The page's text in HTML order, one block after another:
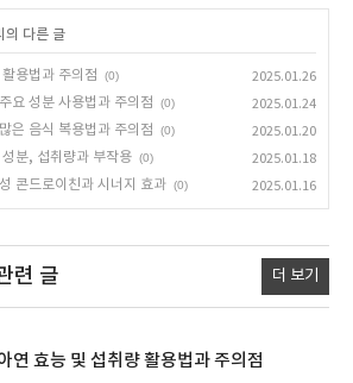
의 다른 글
용법과 주의점 (0)
2025.01.26
요 성분 사용법과 주의점
(0)
2025.01.24
은 음식 복용법과 주의점
(0)
2025.01.20
분, 섭취량과 부작용 (0)
2025.01.18
콘드로이친과 시너지 효과 (0) 2025.01.16
련 글 더 보기
연 효능 및 섭취량 활용법과 주의점